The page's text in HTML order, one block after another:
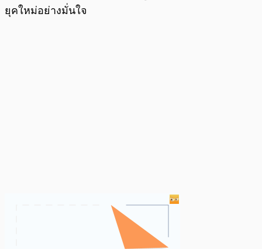
ยุคใหม่อย่างมั่นใจ